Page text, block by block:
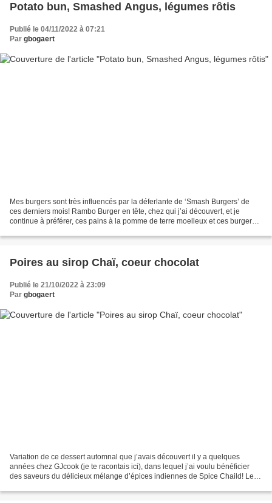
Potato bun, Smashed Angus, légumes rôtis
Publié le 04/11/2022 à 07:21
Par gbogaert
Mes burgers sont très influencés par la déferlante de ‘Smash Burgers’ de
ces derniers mois! Rambo Burger en tête, chez qui j’ai découvert, et je
continue à préférer, ces pains à la pomme de terre moelleux et ces burgers
Poires au sirop Chaï, coeur chocolat
Publié le 21/10/2022 à 23:09
Par gbogaert
Variation de ce dessert automnal que j’avais découvert il y a quelques
années chez GJcook (je te racontais ici), dans lequel j’ai voulu bénéficier
des saveurs du délicieux mélange d’épices indiennes de Spice Chaild! Les